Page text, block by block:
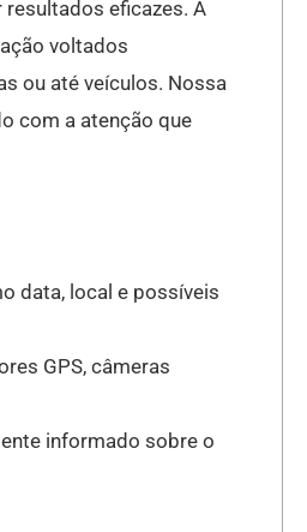
resultados eficazes. A
voltados
ou até veículos. Nossa
com a atenção que
data, local e possíveis
GPS, câmeras
informado sobre o